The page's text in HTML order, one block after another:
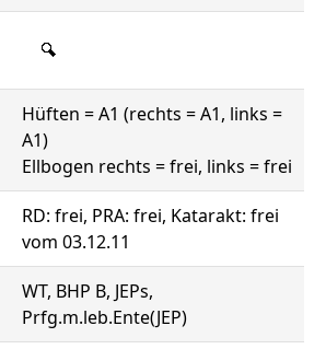
Hüften = A1 (rechts = A1, links =
A1)
Ellbogen rechts = frei, links = frei
RD: frei, PRA: frei, Katarakt: frei
vom 03.12.11
WT, BHP B, JEPs,
Prfg.m.leb.Ente(JEP)